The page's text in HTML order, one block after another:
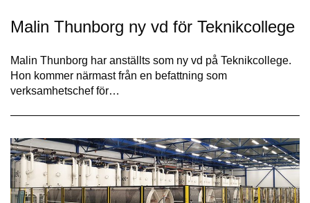
Malin Thunborg ny vd för Teknikcollege
Malin Thunborg har anställts som ny vd på Teknikcollege.
Hon kommer närmast från en befattning som
verksamhetschef för…